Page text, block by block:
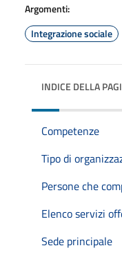
Argomenti:
Integrazione sociale
INDICE DELLA
Competenze
Tipo di
Persone che
Elenco servizi
Sede principale